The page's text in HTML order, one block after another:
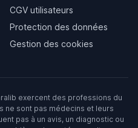
CGV utilisateurs
Protection des données
Gestion des cookies
exercent des professions du
ne sont pas médecins et leurs
pas à un avis, un diagnostic ou